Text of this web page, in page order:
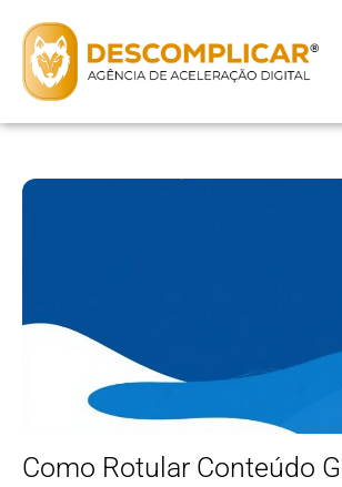
Como Rotular Conteúdo